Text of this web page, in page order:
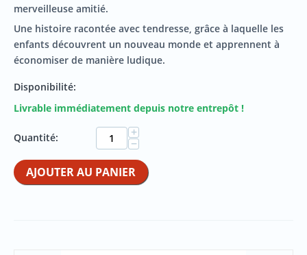
merveilleuse amitié.
Une histoire racontée avec tendresse, grâce à laquelle les
enfants découvrent un nouveau monde et apprennent à
économiser de manière ludique.
Disponibilité:
Livrable immédiatement depuis notre entrepôt !
Quantité: +
−
AJOUTER AU PANIER